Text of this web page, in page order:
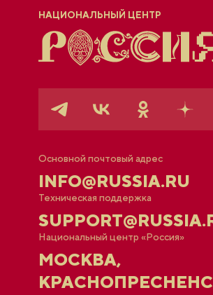
НАЦИОНАЛЬНЫЙ ЦЕНТР
Основной почтовый адрес
INFO@RUSSIA.RU
Техническая поддержка
Национальный центр «Россия»
МОСКВА,